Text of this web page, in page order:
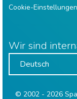
Cookie-Einstellungen
Wir sind
© 2002 - 2026